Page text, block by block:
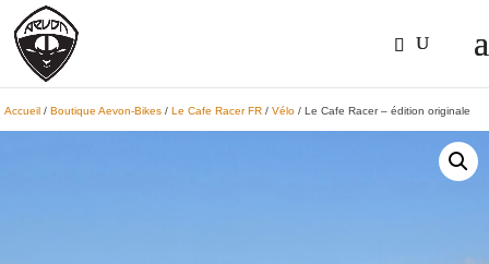
Accueil /Boutique Aevon-Bikes /Le Cafe Racer FR /Vélo / Le Cafe Racer – édition originale